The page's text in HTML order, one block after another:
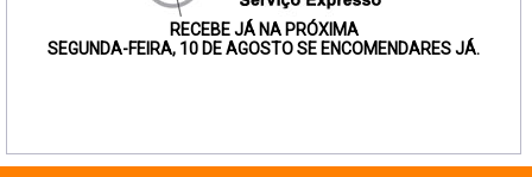
RECEBE JÁ NA PRÓXIMA
SEGUNDA-FEIRA, 10 DE AGOSTO SE ENCOMENDARES JÁ.